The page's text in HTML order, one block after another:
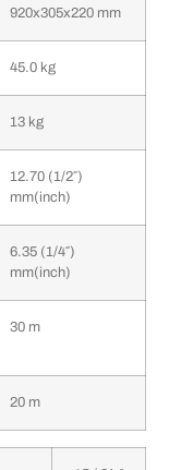
920x305x220 mm
45.0 kg
13 kg
12.70 (1/2″)
mm(inch)
6.35 (1/4″)
mm(inch)
30 m
20 m